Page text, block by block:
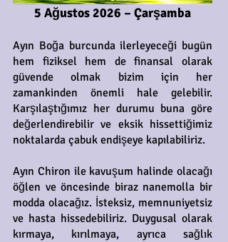
5 Ağustos 2026 – Çarşamba
Ayın Boğa burcunda ilerleyeceği bugün
hem fiziksel hem de finansal olarak
güvende olmak bizim için her
zamankinden önemli hale gelebilir.
Karşılaştığımız her durumu buna göre
değerlendirebilir ve eksik hissettiğimiz
noktalarda çabuk endişeye kapılabiliriz.
Ayın Chiron ile kavuşum halinde olacağı
öğlen ve öncesinde biraz nanemolla bir
modda olacağız. İsteksiz, memnuniyetsiz
ve hasta hissedebiliriz. Duygusal olarak
kırmaya, kırılmaya, ayrıca sağlık